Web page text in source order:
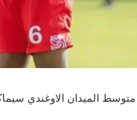
متوسط الميدان الاوغندي